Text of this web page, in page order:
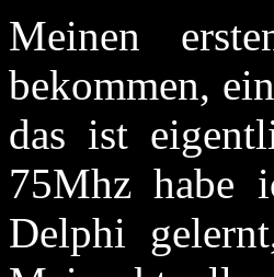
Meinen
bekommen,
das ist
75Mhz habe
Delphi